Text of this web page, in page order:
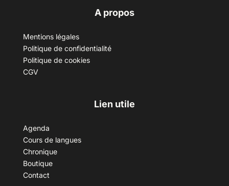
A propos
Mentions légales
Politique de confidentialité
Politique de cookies
CGV
Lien utile
Agenda
Cours de langues
Chronique
Boutique
Contact